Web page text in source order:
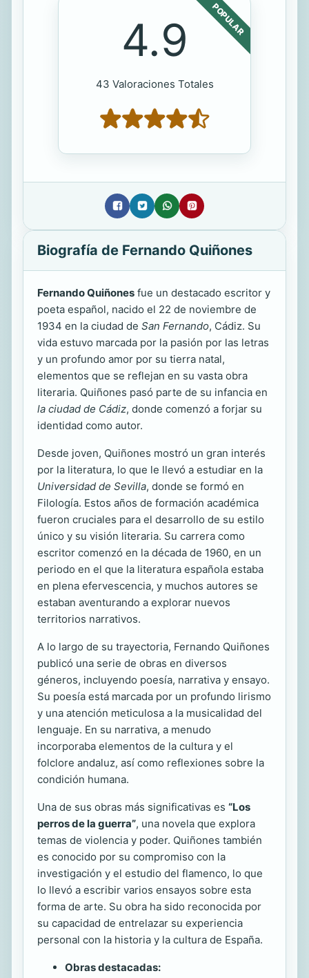
POPULAR
4.9
43 Valoraciones Totales
Biografía de Fernando Quiñones
Fernando Quiñones fue un destacado escritor y
poeta español, nacido el 22 de noviembre de
1934 en la ciudad de San Fernando, Cádiz. Su
vida estuvo marcada por la pasión por las letras
y un profundo amor por su tierra natal,
elementos que se reflejan en su vasta obra
literaria. Quiñones pasó parte de su infancia en
la ciudad de Cádiz, donde comenzó a forjar su
identidad como autor.
Desde joven, Quiñones mostró un gran interés
por la literatura, lo que le llevó a estudiar en la
Universidad de Sevilla, donde se formó en
Filología. Estos años de formación académica
fueron cruciales para el desarrollo de su estilo
único y su visión literaria. Su carrera como
escritor comenzó en la década de 1960, en un
periodo en el que la literatura española estaba
en plena efervescencia, y muchos autores se
estaban aventurando a explorar nuevos
territorios narrativos.
A lo largo de su trayectoria, Fernando Quiñones
publicó una serie de obras en diversos
géneros, incluyendo poesía, narrativa y ensayo.
Su poesía está marcada por un profundo lirismo
y una atención meticulosa a la musicalidad del
lenguaje. En su narrativa, a menudo
incorporaba elementos de la cultura y el
folclore andaluz, así como reflexiones sobre la
condición humana.
Una de sus obras más significativas es “Los
perros de la guerra”, una novela que explora
temas de violencia y poder. Quiñones también
es conocido por su compromiso con la
investigación y el estudio del flamenco, lo que
lo llevó a escribir varios ensayos sobre esta
forma de arte. Su obra ha sido reconocida por
su capacidad de entrelazar su experiencia
personal con la historia y la cultura de España.
Obras destacadas: